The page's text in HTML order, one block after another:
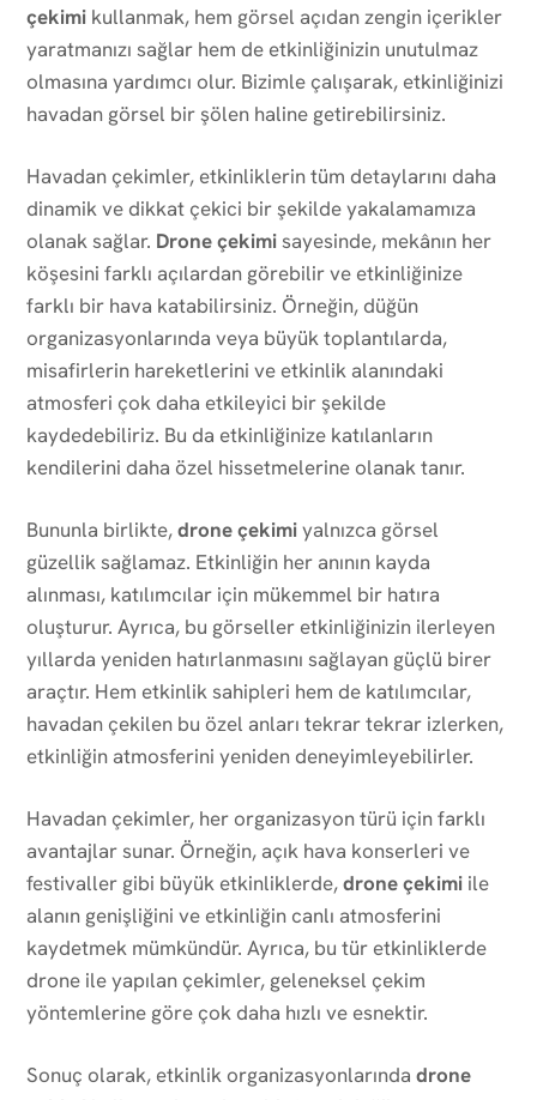
çekimi kullanmak, hem görsel açıdan zengin içerikler
yaratmanızı sağlar hem de etkinliğinizin unutulmaz
olmasına yardımcı olur. Bizimle çalışarak, etkinliğinizi
havadan görsel bir şölen haline getirebilirsiniz.
Havadan çekimler, etkinliklerin tüm detaylarını daha
dinamik ve dikkat çekici bir şekilde yakalamamıza
olanak sağlar. Drone çekimisayesinde, mekânın her
köşesini farklı açılardan görebilir ve etkinliğinize
farklı bir hava katabilirsiniz. Örneğin, düğün
organizasyonlarında veya büyük toplantılarda,
misafirlerin hareketlerini ve etkinlik alanındaki
atmosferi çok daha etkileyici bir şekilde
kaydedebiliriz. Bu da etkinliğinize katılanların
kendilerini daha özel hissetmelerine olanak tanır.
Bununla birlikte,drone çekimiyalnızca görsel
güzellik sağlamaz. Etkinliğin her anının kayda
alınması, katılımcılar için mükemmel bir hatıra
oluşturur. Ayrıca, bu görseller etkinliğinizin ilerleyen
yıllarda yeniden hatırlanmasını sağlayan güçlü birer
araçtır. Hem etkinlik sahipleri hem de katılımcılar,
havadan çekilen bu özel anları tekrar tekrar izlerken,
etkinliğin atmosferini yeniden deneyimleyebilirler.
Havadan çekimler, her organizasyon türü için farklı
avantajlar sunar. Örneğin, açık hava konserleri ve
festivaller gibi büyük etkinliklerde,drone çekimi ile
alanın genişliğini ve etkinliğin canlı atmosferini
kaydetmek mümkündür. Ayrıca, bu tür etkinliklerde
drone ile yapılan çekimler, geleneksel çekim
yöntemlerine göre çok daha hızlı ve esnektir.
Sonuç olarak, etkinlik organizasyonlarında drone